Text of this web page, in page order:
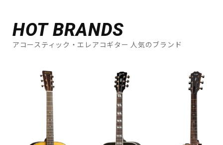
HOT BRANDS
アコースティック・エレアコギター 人気のブランド